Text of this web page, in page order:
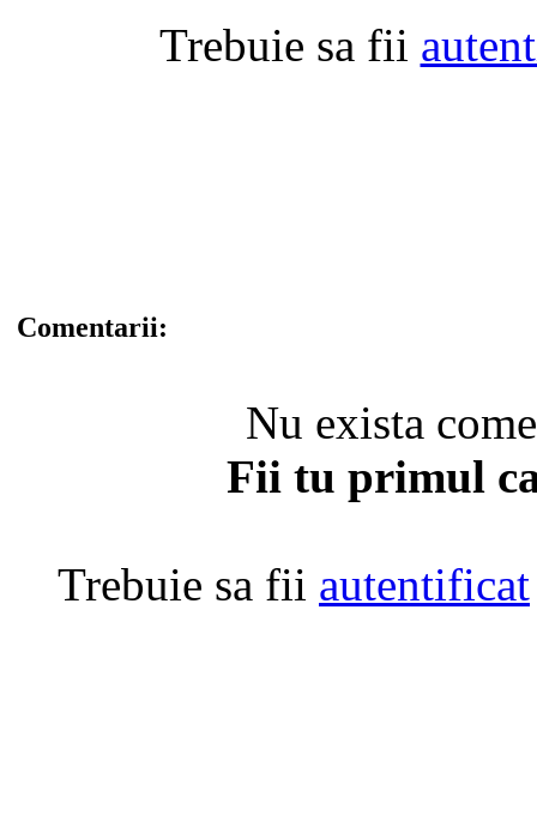
Trebuie sa fii
Comentarii:
Nu exista
Fii tu primul
Trebuie sa fii autentificat